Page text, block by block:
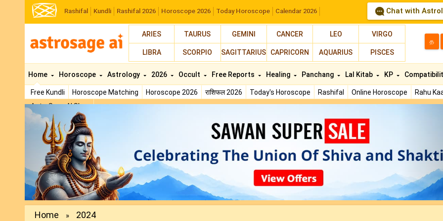
Rashifal Kundli Rashifal 2026 Horoscope 2026 Today Horoscope Calendar 2026 Chat with
ARIES TAURUS GEMINI CANCER LEO VIRGO
LIBRA SCORPIO SAGITTARIUS CAPRICORN AQUARIUS PISCES
த
Home
Free Kundli Horoscope Matching Horoscope 2026 राशिफल 2026 Today's Horoscope Rashifal Online Horoscope Rahu
AstroSage AI Shop
Horoscope Astrology 2026 Occult Free Reports Healing Panchang Lal Kitab KP
Previous
Home » 2024